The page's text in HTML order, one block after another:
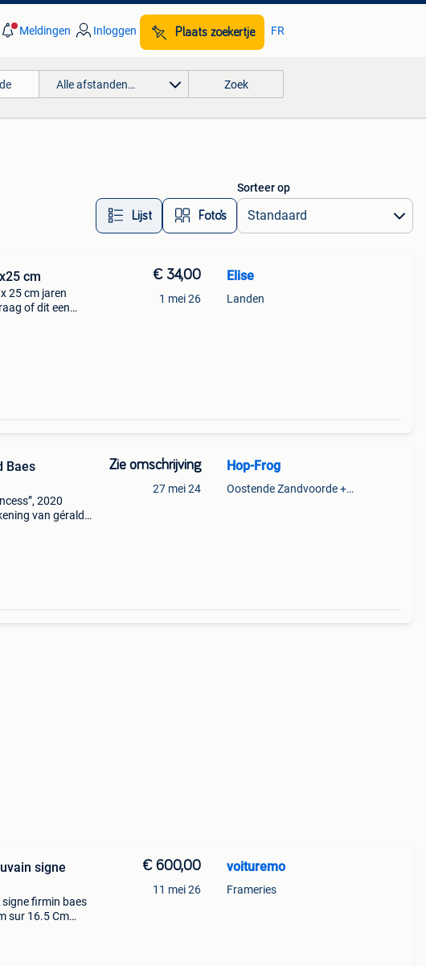
Meldingen Inloggen Plaats zoekertje FR
Alle afstanden… Zoek
Lijst Foto’s
Sorteer op
cm
25 cm jaren
of dit een
€ 34,00
1 mei 26
Elise
Landen
Baes
2020
van gérald
Zie omschrijving
27 mei 24
Hop-Frog
Oostende Zandvoorde +Oostende
signe
signe firmin baes
sur 16.5 Cm
€ 600,00
11 mei 26
voituremo
Frameries